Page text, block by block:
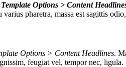
Template Options > Content
pharetra, massa est sagittis
Options > Content Headlines.
feugiat vel, tempor nec,